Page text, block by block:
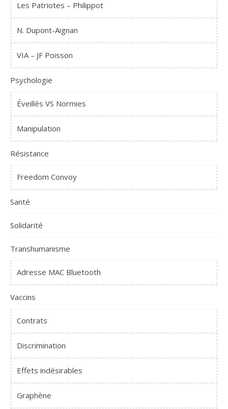
Les Patriotes – Philippot
N. Dupont-Aignan
VIA – JF Poisson
Psychologie
Éveillés VS Normies
Manipulation
Résistance
Freedom Convoy
Santé
Solidarité
Transhumanisme
Adresse MAC Bluetooth
Vaccins
Contrats
Discrimination
Effets indésirables
Graphène